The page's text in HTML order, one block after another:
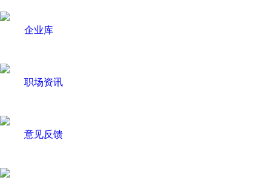
企业库
职场资讯
意见反馈